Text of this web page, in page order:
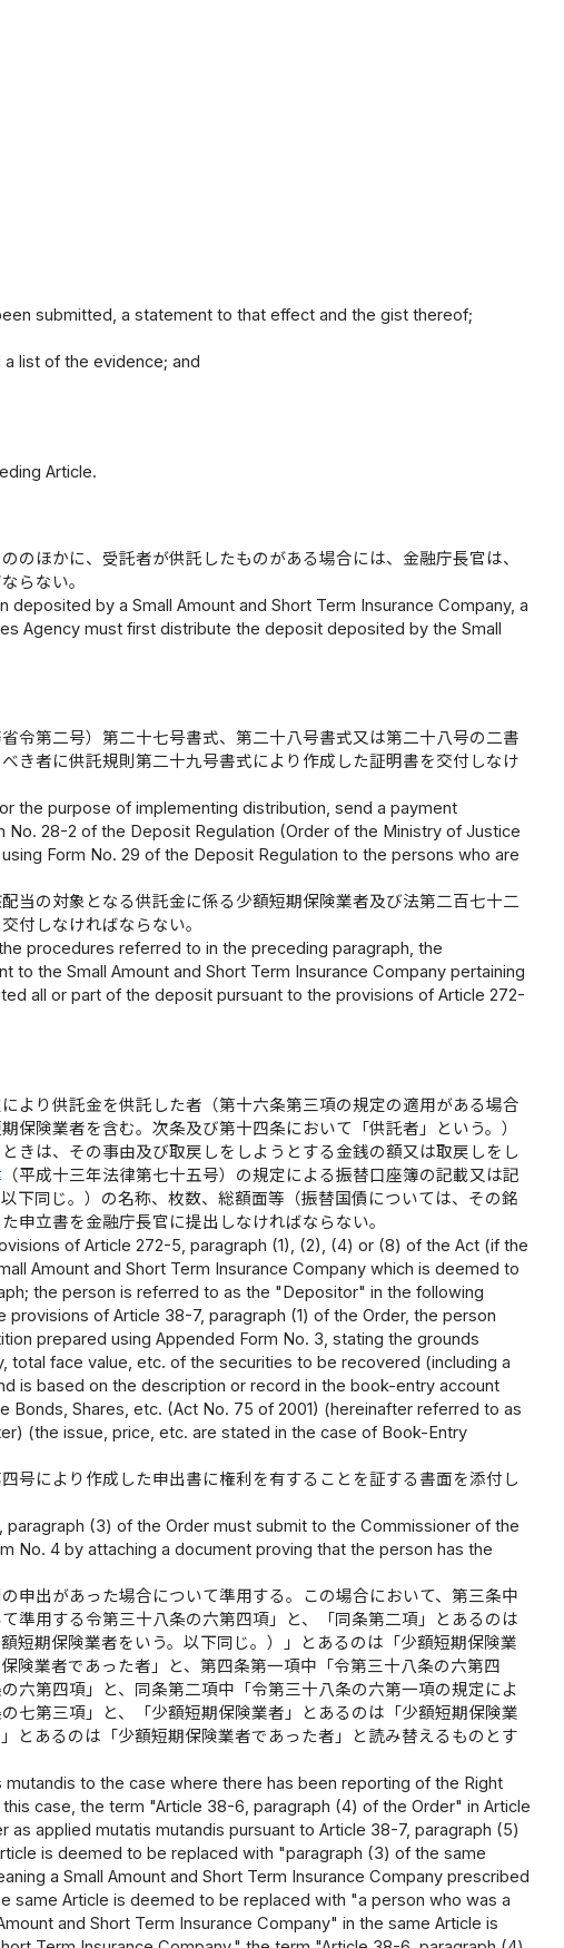
submitted, a statement to that effect and the gist thereof;
list of the evidence; and
Article.
ほかに、受託者が供託したものがある場合には、金融庁長官は、
らない。
by a Small Amount and Short Term Insurance Company, a
Agency must first distribute the deposit deposited by the Small
令第二号）第二十七号書式、第二十八号書式又は第二十八号の二書
き者に供託規則第二十九号書式により作成した証明書を交付しなけ
the purpose of implementing distribution, send a payment
28-2 of the Deposit Regulation (Order of the Ministry of Justice
Form No. 29 of the Deposit Regulation to the persons who are
当の対象となる供託金に係る少額短期保険業者及び法第二百七十二
付しなければならない。
procedures referred to in the preceding paragraph, the
the Small Amount and Short Term Insurance Company pertaining
all or part of the deposit pursuant to the provisions of Article 272-
より供託金を供託した者（第十六条第三項の規定の適用がある場合
険業者を含む。次条及び第十四条において「供託者」という。）
きは、その事由及び取戻しをしようとする金銭の額又は取戻しをし
（平成十三年法律第七十五号）の規定による振替口座簿の記載又は記
下同じ。）の名称、枚数、総額面等（振替国債については、その銘
申立書を金融庁長官に提出しなければならない。
of Article 272-5, paragraph (1), (2), (4) or (8) of the Act (if the
Amount and Short Term Insurance Company which is deemed to
the person is referred to as the "Depositor" in the following
of Article 38-7, paragraph (1) of the Order, the person
prepared using Appended Form No. 3, stating the grounds
face value, etc. of the securities to be recovered (including a
is based on the description or record in the book-entry account
Shares, etc. (Act No. 75 of 2001) (hereinafter referred to as
(the issue, price, etc. are stated in the case of Book-Entry
号により作成した申出書に権利を有することを証する書面を添付し
(3) of the Order must submit to the Commissioner of the
No. 4 by attaching a document proving that the person has the
申出があった場合について準用する。この場合において、第三条中
準用する令第三十八条の六第四項」と、「同条第二項」とあるのは
短期保険業者をいう。以下同じ。）」とあるのは「少額短期保険業
険業者であった者」と、第四条第一項中「令第三十八条の六第四
六第四項」と、同条第二項中「令第三十八条の六第一項の規定によ
七第三項」と、「少額短期保険業者」とあるのは「少額短期保険業
とあるのは「少額短期保険業者であった者」と読み替えるものとす
to the case where there has been reporting of the Right
case, the term "Article 38-6, paragraph (4) of the Order" in Article
applied mutatis mutandis pursuant to Article 38-7, paragraph (5)
is deemed to be replaced with "paragraph (3) of the same
a Small Amount and Short Term Insurance Company prescribed
same Article is deemed to be replaced with "a person who was a
and Short Term Insurance Company" in the same Article is